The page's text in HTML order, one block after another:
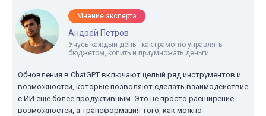
Мнение эксперта
Андрей Петров
Учусь каждый день - как грамотно управлять
бюджетом, копить и приумножать деньги
Обновления в ChatGPT включают целый ряд инструментов и
возможностей, которые позволяют сделать взаимодействие
с ИИ ещё более продуктивным. Это не просто расширение
возможностей, а трансформация того, как можно